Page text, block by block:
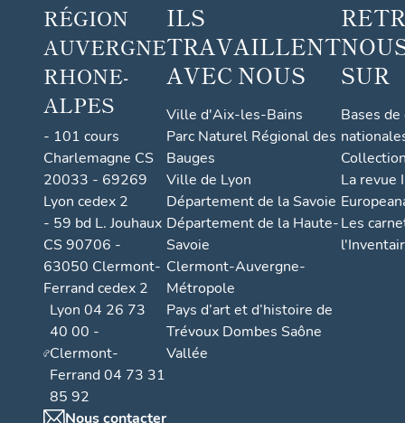
RÉGION
AUVERGNE
RHONE-
ALPES
- 101 cours
Charlemagne CS
20033 - 69269
Lyon cedex 2
- 59 bd L. Jouhaux
CS 90706 -
63050 Clermont-
Ferrand cedex 2
Lyon 04 26 73
40 00 -
Clermont-
Ferrand 04 73 31
85 92
Nous contacter
ILS
TRAVAILLENT
AVEC NOUS
Ville d'Aix-les-Bains
Parc Naturel Régional des
Bauges
Ville de Lyon
Département de la Savoie
Département de la Haute-
Savoie
Clermont-Auvergne-
Métropole
Pays d’art et d’histoire de
Trévoux Dombes Saône
Vallée
SUR
Bases
La revue
Les